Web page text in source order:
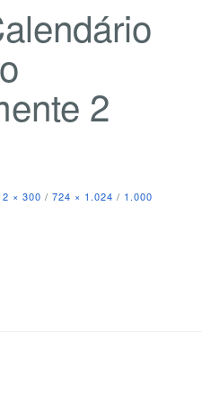
2
× 300 / 724 × 1.024 / 1.000